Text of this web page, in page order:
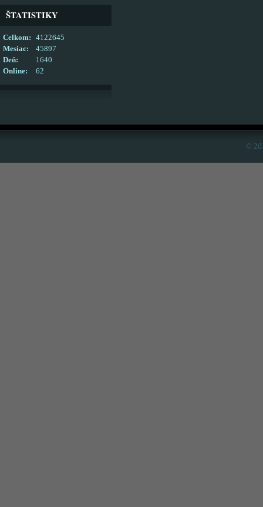
ŠTATISTIKY
Online: 62
Celkom:
4122645
Mesiac:
45897
Deň:
1640
©